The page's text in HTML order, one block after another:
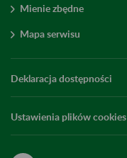
Mienie zbędne
Mapa serwisu
Deklaracja dostępności
Ustawienia plików cookies